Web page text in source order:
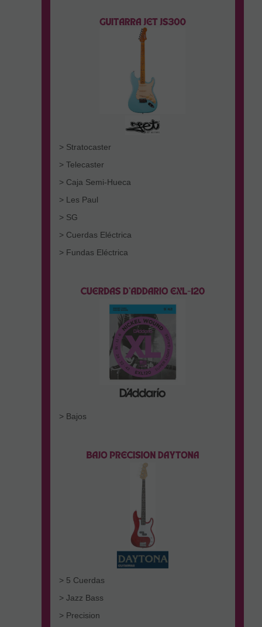
> Stratocaster
> Telecaster
> Caja Semi-Hueca
> Les Paul
> SG
> Cuerdas Eléctrica
> Fundas Eléctrica
> Bajos
> 5 Cuerdas
> Jazz Bass
> Precision